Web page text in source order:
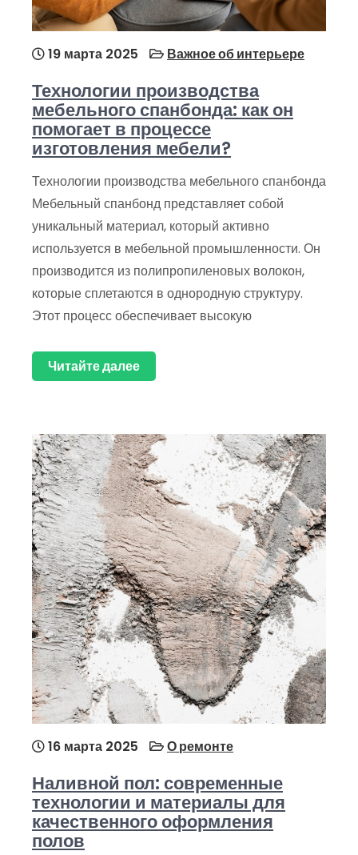
19 марта 2025 Важное об интерьере
Технологии производства
мебельного спанбонда: как он
помогает в процессе
изготовления мебели?
Технологии производства мебельного спанбонда
Мебельный спанбонд представляет собой
уникальный материал, который активно
используется в мебельной промышленности. Он
производится из полипропиленовых волокон,
которые сплетаются в однородную структуру.
Этот процесс обеспечивает высокую
Читайте далее
16 марта 2025 О ремонте
Наливной пол: современные
технологии и материалы для
качественного оформления
полов